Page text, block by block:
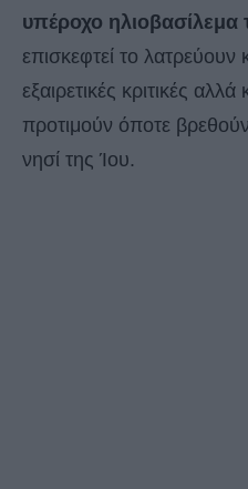
υπέροχο ηλιοβασίλεμα
επισκεφτεί το λατρεύουν
εξαιρετικές κριτικές
προτιμούν όποτε
νησί της Ίου.